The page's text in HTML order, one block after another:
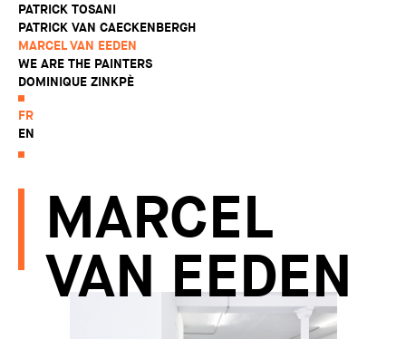
PATRICK TOSANI
PATRICK VAN CAECKENBERGH
MARCEL VAN EEDEN
WE ARE THE PAINTERS
DOMINIQUE ZINKPÈ
FR
EN
MARCEL
VAN EEDEN